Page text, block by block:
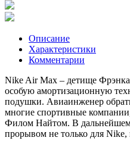
Описание
Характеристики
Комментарии
Nike Air Max – детище
особую амортизационную
подушки. Авиаинженер
многие спортивные
Филом Найтом. В
прорывом не только для